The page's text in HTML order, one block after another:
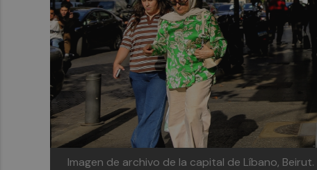
Imagen de archivo de la capital de Líbano, Beirut.